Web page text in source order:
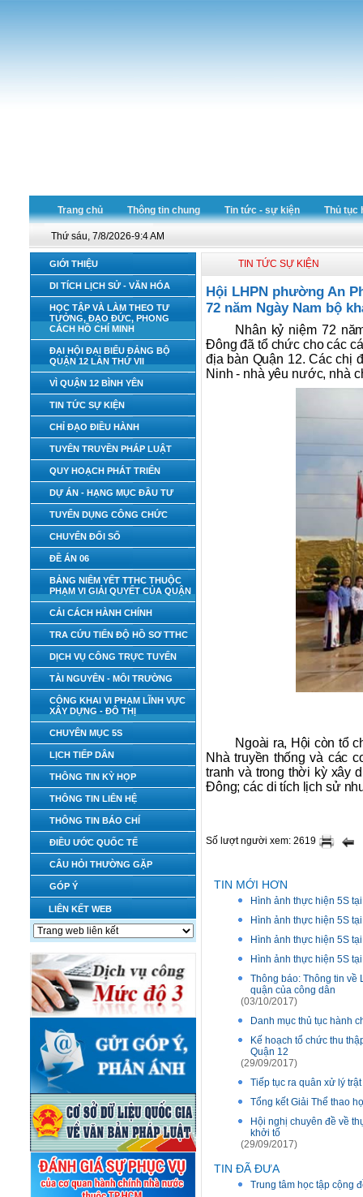
Trang chủ Thông tin chung Tin tức - sự kiện Thủ tục
Thứ sáu, 7/8/2026-9:4 AM
GIỚI THIỆU
DI TÍCH LỊCH SỬ - VĂN HÓA
HỌC TẬP VÀ LÀM THEO TƯ
TƯỞNG, ĐẠO ĐỨC, PHONG
CÁCH HỒ CHÍ MINH
ĐẠI HỘI ĐẠI BIỂU ĐẢNG BỘ
QUẬN 12 LẦN THỨ VII
VÌ QUẬN 12 BÌNH YÊN
TIN TỨC SỰ KIỆN
CHỈ ĐẠO ĐIỀU HÀNH
TUYÊN TRUYỀN PHÁP LUẬT
QUY HOẠCH PHÁT TRIỂN
DỰ ÁN - HẠNG MỤC ĐẦU TƯ
TUYỂN DỤNG CÔNG CHỨC
CHUYỂN ĐỔI SỐ
ĐỀ ÁN 06
BẢNG NIÊM YẾT TTHC THUỘC
PHẠM VI GIẢI QUYẾT CỦA QUẬN
CẢI CÁCH HÀNH CHÍNH
TRA CỨU TIẾN ĐỘ HỒ SƠ TTHC
DỊCH VỤ CÔNG TRỰC TUYẾN
TÀI NGUYÊN - MÔI TRƯỜNG
CÔNG KHAI VI PHẠM LĨNH VỰC
XÂY DỰNG - ĐÔ THỊ
CHUYÊN MỤC 5S
LỊCH TIẾP DÂN
THÔNG TIN KỲ HỌP
THÔNG TIN LIÊN HỆ
THÔNG TIN BÁO CHÍ
ĐIỀU ƯỚC QUỐC TẾ
CÂU HỎI THƯỜNG GẶP
GÓP Ý
LIÊN KẾT WEB
TIN TỨC SỰ KIỆN
Hội LHPN phường An
72 năm Ngày Nam bộ
Nhân kỷ niệm 72
Đông đã tổ chức cho các
địa bàn Quận 12. Các chị
Ninh - nhà yêu nước, nhà
Ngoài ra, Hội còn tổ
Nhà truyền thống và các
tranh và trong thời kỳ xây
Đông; các di tích lịch sử
Số lượt người xem: 2619
TIN MỚI HƠN
Hình ảnh thực hiện 5S
Hình ảnh thực hiện 5S
Hình ảnh thực hiện 5S
Hình ảnh thực hiện 5S
Thông báo: Thông tin
quận của công dân
(03/10/2017)
Danh mục thủ tục hành
Kế hoạch tổ chức thu
Quận 12
(29/09/2017)
Tiếp tục ra quân xử lý
Tổng kết Giải Thể thao
Hội nghị chuyên đề về
khởi tố
(29/09/2017)
TIN ĐÃ ĐƯA
Trung tâm học tập cộng